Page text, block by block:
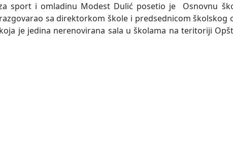
sport i omladinu Modest Dulić posetio je Osnovnu
sa direktorkom škole i predsednicom školskog
je jedina nerenovirana sala u školama na teritoriji